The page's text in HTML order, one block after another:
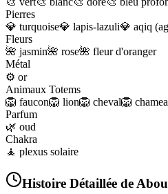
Pierres
💎 turquoise💎 lapis-lazuli💎 aqiq
Fleurs
🌺 jasmin🌺 rose🌺 fleur d'oranger
Métal
⚙️ or
Animaux Totems
🦁 faucon🦁 lion🦁 cheval🦁
Parfum
🌿 oud
Chakra
🧘 plexus solaire
Histoire Détaillée de